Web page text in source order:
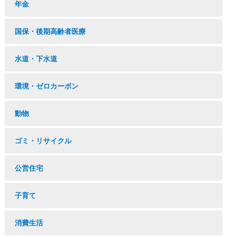
年金
国保・後期高齢者医療
水道・下水道
環境・ゼロカーボン
動物
ゴミ・リサイクル
公営住宅
子育て
消費生活